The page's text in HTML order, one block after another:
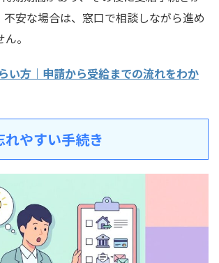
不安な場合は、窓口で相談しながら進め
。
い方｜申請から受給までの流れをわか
やすい手続き